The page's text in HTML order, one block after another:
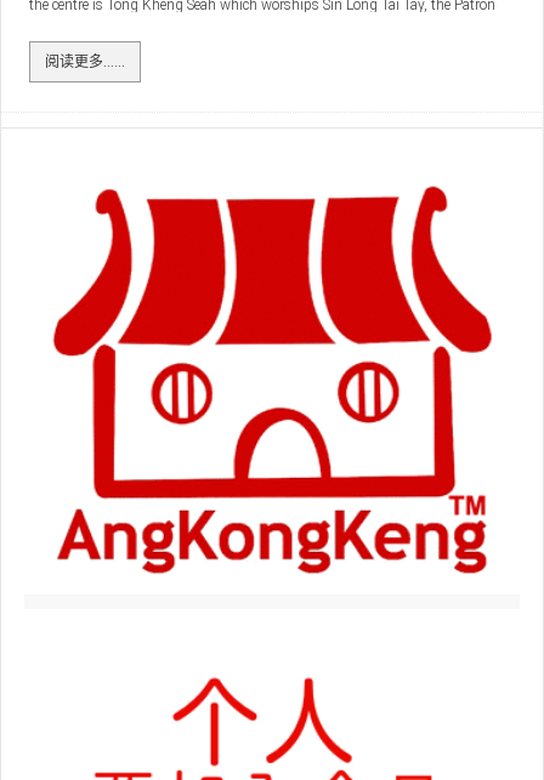
the centre is Tong Kheng Seah which worships Sin Long Tai Tay, the Patron
阅读更多……